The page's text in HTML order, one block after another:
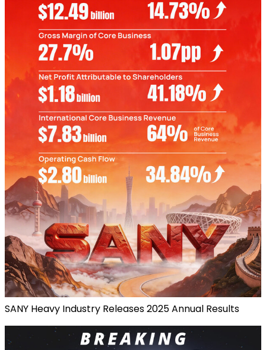
SANY Heavy Industry Releases 2025 Annual Results